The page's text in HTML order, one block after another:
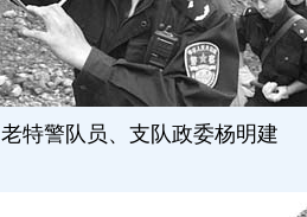
老特警队员、支队政委杨明建